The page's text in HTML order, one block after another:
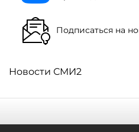
Подписаться на
Новости СМИ2